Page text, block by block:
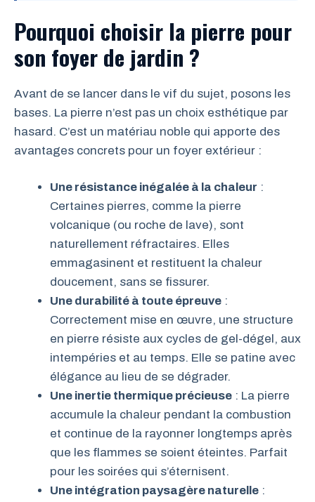
Pourquoi choisir la pierre pour
son foyer de jardin ?
Avant de se lancer dans le vif du sujet, posons les
bases. La pierre n’est pas un choix esthétique par
hasard. C’est un matériau noble qui apporte des
avantages concrets pour un foyer extérieur :
Une résistance inégalée à la chaleur :
Certaines pierres, comme la pierre
volcanique (ou roche de lave), sont
naturellement réfractaires. Elles
emmagasinent et restituent la chaleur
doucement, sans se fissurer.
Une durabilité à toute épreuve :
Correctement mise en œuvre, une structure
en pierre résiste aux cycles de gel-dégel, aux
intempéries et au temps. Elle se patine avec
élégance au lieu de se dégrader.
Une inertie thermique précieuse : La pierre
accumule la chaleur pendant la combustion
et continue de la rayonner longtemps après
que les flammes se soient éteintes. Parfait
pour les soirées qui s’éternisent.
Une intégration paysagère naturelle :